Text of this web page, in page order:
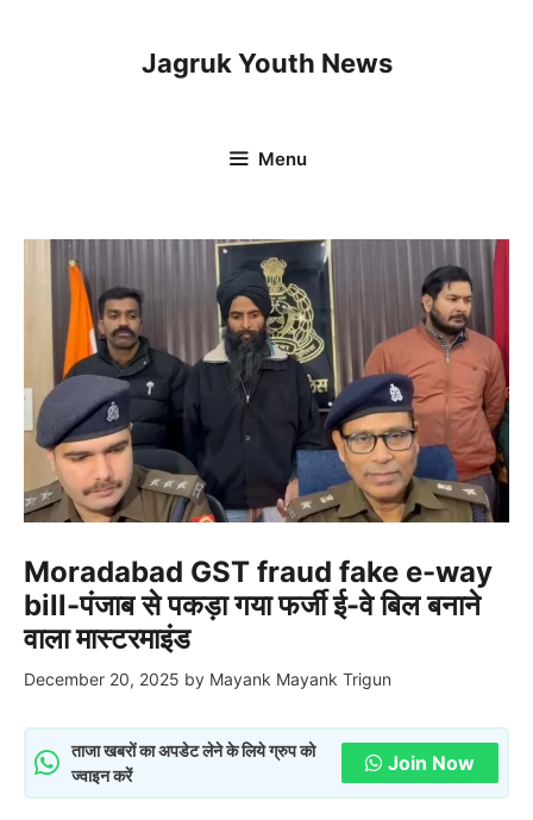
Jagruk Youth News
Menu
Moradabad GST fraud fake e-way
bill-पंजाब से पकड़ा गया फर्जी ई-वे बिल बनाने
वाला मास्टरमाइंड
December 20, 2025 by Mayank Mayank Trigun
ताजा खबरों का अपडेट लेने के लिये ग्रुप को
ज्वाइन करें
Join Now